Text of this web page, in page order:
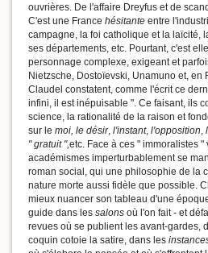
ouvrières. De l'affaire Dreyfus et de
C'est une France hésitante entre
campagne, la foi catholique et la laïcité,
ses départements, etc. Pourtant, c'est
personnage complexe, exigeant et
Nietzsche, Dostoïevski, Unamuno et, en
Claudel constatent, comme l'écrit ce
infini, il est inépuisable ". Ce faisant, ils
science, la rationalité de la raison et
sur le moi, le désir, l'instant, l'opposition
" gratuit ",etc. Face à ces " immoralistes
académismes imperturbablement se
roman social, qui une philosophie de la
nature morte aussi fidèle que possible.
mieux nuancer son tableau d'une
guide dans les salons où l'on fait - et
revues où se publient les avant-gardes,
coquin cotoie la satire, dans les